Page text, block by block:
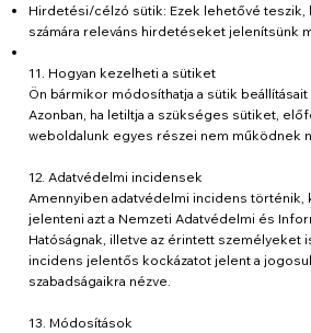
Hirdetési/célzó sütik: Ezek lehetővé teszik,
számára releváns hirdetéseket jelenítsünk
11. Hogyan kezelheti a sütiket
Ön bármikor módosíthatja a sütik
Azonban, ha letiltja a szükséges sütiket,
weboldalunk egyes részei nem működnek
12. Adatvédelmi incidensek
Amennyiben adatvédelmi incidens történik,
jelenteni azt a Nemzeti Adatvédelmi és
Hatóságnak, illetve az érintett személyeket
incidens jelentős kockázatot jelent a
szabadságaikra nézve.
13. Módosítások